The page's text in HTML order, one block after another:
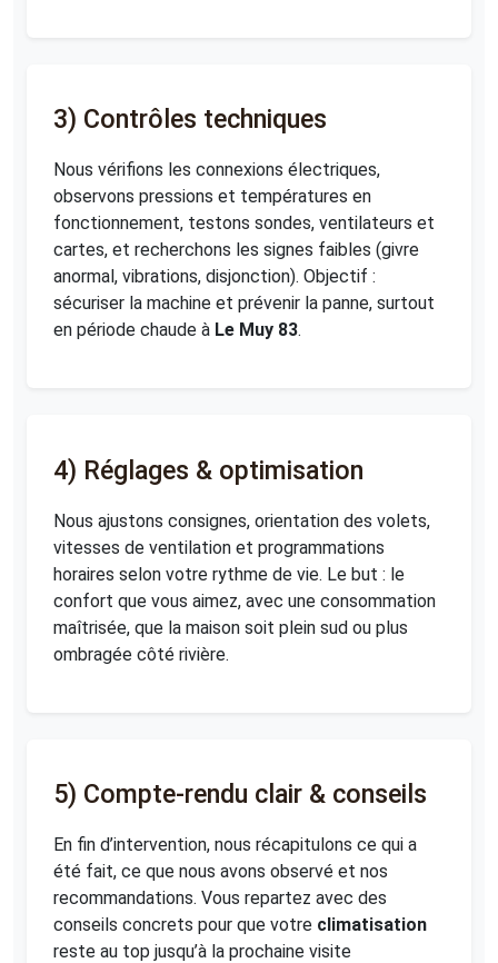
3) Contrôles techniques
Nous vérifions les connexions électriques,
observons pressions et températures en
fonctionnement, testons sondes, ventilateurs et
cartes, et recherchons les signes faibles (givre
anormal, vibrations, disjonction). Objectif :
sécuriser la machine et prévenir la panne, surtout
en période chaude à Le Muy 83.
4) Réglages & optimisation
Nous ajustons consignes, orientation des volets,
vitesses de ventilation et programmations
horaires selon votre rythme de vie. Le but : le
confort que vous aimez, avec une consommation
maîtrisée, que la maison soit plein sud ou plus
ombragée côté rivière.
5) Compte-rendu clair & conseils
En fin d’intervention, nous récapitulons ce qui a
été fait, ce que nous avons observé et nos
recommandations. Vous repartez avec des
conseils concrets pour que votre climatisation
reste au top jusqu’à la prochaine visite